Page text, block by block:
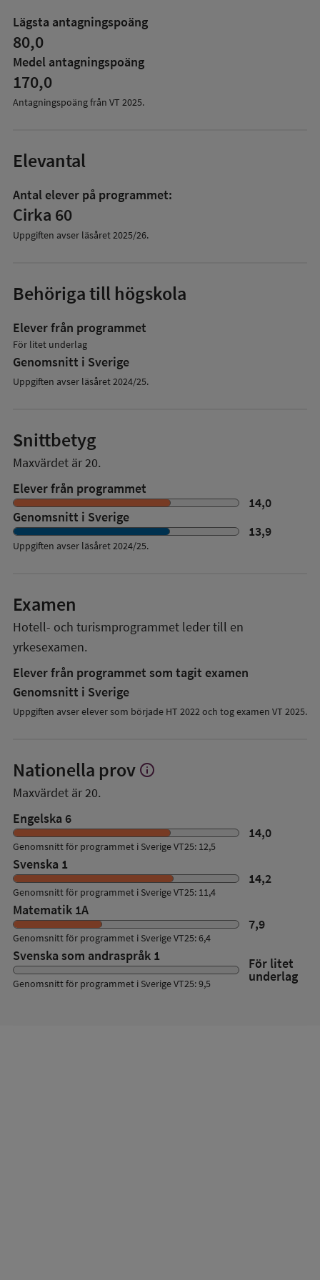
Lägsta antagningspoäng
80,0
Medel antagningspoäng
170,0
Antagningspoäng från VT 2025.
Elevantal
Antal elever på programmet:
Cirka 60
Uppgiften avser läsåret2025/26.
Behöriga till högskola
Elever från programmet
För litet underlag
Genomsnitt i Sverige
Uppgiften avser läsåret 2024/25.
Snittbetyg
Maxvärdet är 20.
Elever från programmet
14,0
Genomsnitt i Sverige
13,9
Uppgiften avser läsåret2024/25.
Examen
Hotell- och turismprogrammet leder till en
yrkesexamen.
Elever från programmet som tagit examen
Genomsnitt i Sverige
Uppgiften avser elever som började HT 2022 och tog examen VT 2025.
Nationella prov Visa
prov
info
Maxvärdet är 20.
Engelska 6
14,0
Genomsnitt för programmet i Sverige VT25: 12,5
Svenska 1
14,2
Genomsnitt för programmet i Sverige VT25: 11,4
Matematik 1A
7,9
Genomsnitt för programmet i Sverige VT25: 6,4
Svenska som andraspråk 1 För litet
underlag
Genomsnitt för programmet i Sverige VT25: 9,5